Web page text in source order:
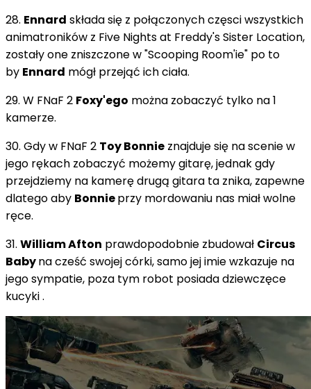
28. Ennard składa się z połączonych częsci wszystkich
animatroników z Five Nights at Freddy's Sister Location,
zostały one zniszczone w "Scooping Room'ie" po to
by Ennard mógł przejąć ich ciała.
29. W FNaF 2 Foxy'ego można zobaczyć tylko na 1
kamerze.
30. Gdy w FNaF 2 Toy Bonnie znajduje się na scenie w
jego rękach zobaczyć możemy gitarę, jednak gdy
przejdziemy na kamerę drugą gitara ta znika, zapewne
dlatego aby Bonnieprzy mordowaniu nas miał wolne
ręce.
31. William Afton prawdopodobnie zbudował Circus
Babyna cześć swojej córki, samo jej imie wzkazuje na
jego sympatie, poza tym robot posiada dziewczęce
kucyki .